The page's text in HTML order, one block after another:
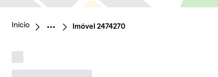
Início Imóvel 2474270